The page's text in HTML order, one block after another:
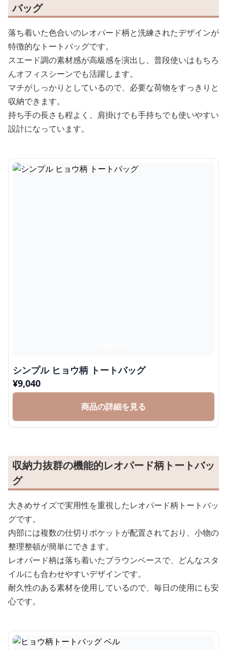
バッグ
落ち着いた色合いのレオパード柄と洗練されたデザインが
特徴的なトートバッグです。
スエード調の素材感が高級感を演出し、普段使いはもちろ
んオフィスシーンでも活躍します。
マチがしっかりとしているので、必要な荷物をすっきりと
収納できます。
持ち手の長さも程よく、肩掛けでも手持ちでも使いやすい
設計になっています。
シンプル ヒョウ柄 トートバッグ
¥9,040
商品の詳細を見る
収納力抜群の機能的レオパード柄トートバッ
グ
大きめサイズで実用性を重視したレオパード柄トートバッ
グです。
内部には複数の仕切りポケットが配置されており、小物の
整理整頓が簡単にできます。
レオパード柄は落ち着いたブラウンベースで、どんなスタ
イルにも合わせやすいデザインです。
耐久性のある素材を使用しているので、毎日の使用にも安
心です。